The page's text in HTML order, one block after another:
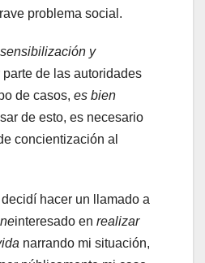
problema social.
y
parte de las autoridades
de casos, es bien
de esto, es necesario
concientización al
hacer un llamado a
interesado en realizar
narrando mi situación,